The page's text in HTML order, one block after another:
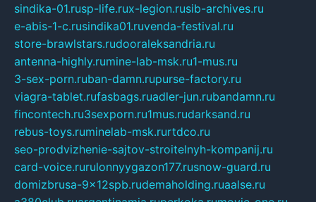
sindika-01.rusp-life.rux-legion.rusib-archives.ru
e-abis-1-c.rusindika01.ruvenda-festival.ru
store-brawlstars.rudooraleksandria.ru
antenna-highly.rumine-lab-msk.ru1-mus.ru
3-sex-porn.ruban-damn.rupurse-factory.ru
viagra-tablet.rufasbags.ruadler-jun.rubandamn.ru
fincontech.ru3sexporn.ru1mus.rudarksand.ru
rebus-toys.ruminelab-msk.rurtdco.ru
seo-prodvizhenie-sajtov-stroitelnyh-kompanij.ru
card-voice.rurulonnyygazon177.rusnow-guard.ru
domizbrusa-9x12spb.rudemaholding.ruaalse.ru